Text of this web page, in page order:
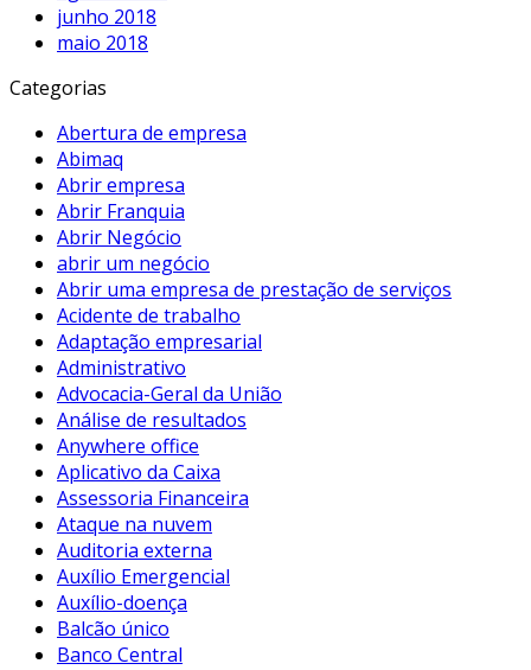
junho 2018
maio 2018
Categorias
Abertura de empresa
Abimaq
Abrir empresa
Abrir Franquia
Abrir Negócio
abrir um negócio
Abrir uma empresa de prestação de serviços
Acidente de trabalho
Adaptação empresarial
Administrativo
Advocacia-Geral da União
Análise de resultados
Anywhere office
Aplicativo da Caixa
Assessoria Financeira
Ataque na nuvem
Auditoria externa
Auxílio Emergencial
Auxílio-doença
Balcão único
Banco Central